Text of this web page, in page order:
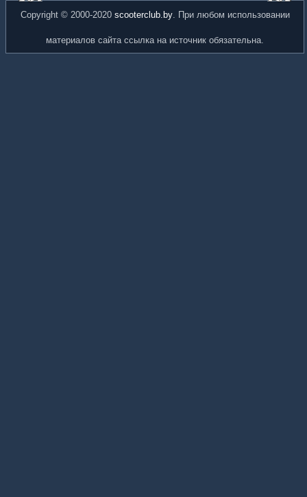
Copyright © 2000-2020 scooterclub.by. При любом использовании
материалов сайта ссылка на источник обязательна.